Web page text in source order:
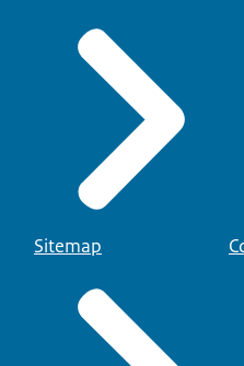
Sitemap